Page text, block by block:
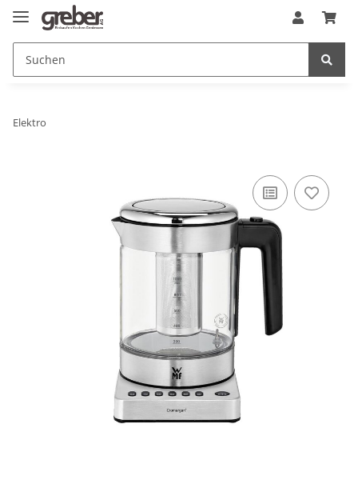
Elektro